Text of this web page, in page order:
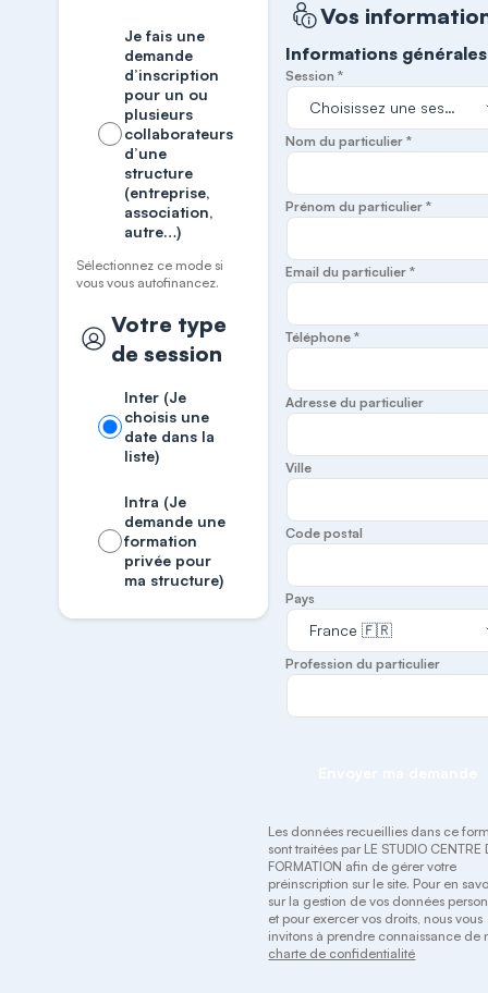
Je fais une
demande
d’inscription
pour un ou
plusieurs
collaborateurs
d’une
structure
(entreprise,
association,
autre…)
Sélectionnez ce mode si
vous vous autofinancez.
Votre type
de session
Inter (Je
choisis une
date dans la
liste)
Intra (Je
demande une
formation
privée pour
ma structure)
Vos
Informations générales
Session *
Nom du particulier *
Prénom du particulier *
Email du particulier *
Téléphone *
Adresse du particulier
Ville
Code postal
Pays
Profession du particulier
Les données recueillies dans ce
sont traitées par LE STUDIO CENTRE
FORMATION afin de gérer votre
préinscription sur le site. Pour en
sur la gestion de vos données
et pour exercer vos droits, nous vous
invitons à prendre connaissance de
charte de confidentialité